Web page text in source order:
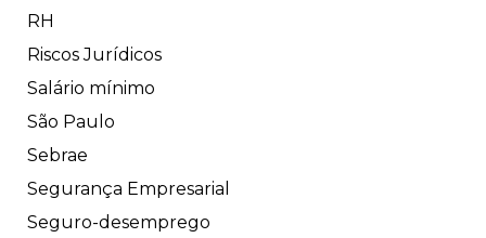
RH
Riscos Jurídicos
Salário mínimo
São Paulo
Sebrae
Segurança Empresarial
Seguro-desemprego